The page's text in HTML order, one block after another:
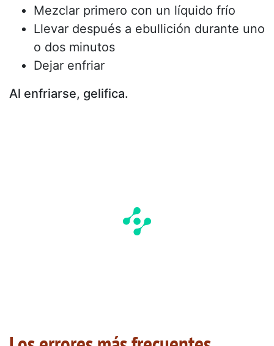
Mezclar primero con un líquido frío
Llevar después a ebullición durante uno
o dos minutos
Dejar enfriar
Al enfriarse, gelifica.